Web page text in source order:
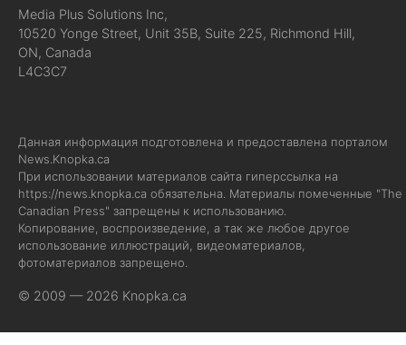
Media Plus Solutions Inc,
10520 Yonge Street, Unit 35B, Suite 225, Richmond Hill,
ON, Canada
L4C3C7
Данная информация подготовлена и предоставлена порталом
News.Knopka.ca
При использовании материалов сайта гиперссылка на
https://news.knopka.ca обязательна. Материалы помеченные "The
Canadian Press" запрещены к использованию.
Копирование, воспроизведение, а так же любое другое
использование иллюстраций, видеоматериалов,
фотоматериалов запрещено.
© 2009 — 2026 Knopka.ca